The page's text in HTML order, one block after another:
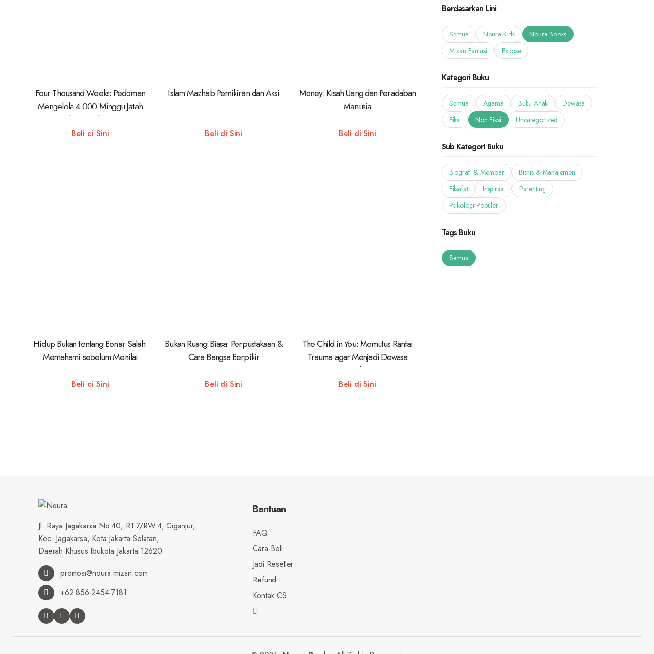
Four Thousand Weeks: Pedoman
Mengelola 4.000 Minggu Jatah
Hidup Kita di Dunia
Beli di Sini
Islam Mazhab Pemikiran dan Aksi
Beli di Sini
Money: Kisah Uang dan Peradaban
Manusia
Beli di Sini
Hidup Bukan tentang Benar-Salah:
Memahami sebelum Menilai
Beli di Sini
Bukan Ruang Biasa: Perpustakaan &
Cara Bangsa Berpikir
Beli di Sini
The Child in You: Memutus Rantai
Trauma agar Menjadi Dewasa
Seutuhnya
Beli di Sini
Berdasarkan Lini
Semua Noura Kids
Noura Books
Mizan Fantasi
Expose
Kategori Buku
Semua Agama Buku Anak
Dewasa
Fiksi
Non Fiksi Uncategorized
Sub Kategori Buku
Biografi & Memoar
Bisnis & Manajemen
Filsafat
Inspirasi
Parenting
Psikologi Populer
Tags Buku
Semua
Jl. Raya Jagakarsa No.40, RT.7/RW.4, Ciganjur,
Kec. Jagakarsa, Kota Jakarta Selatan,
Daerah Khusus Ibukota Jakarta 12620
promosi@noura.mizan.com
+62 856-2454-7181
Bantuan
FAQ
Cara Beli
Jadi Reseller
Refund
Kontak CS